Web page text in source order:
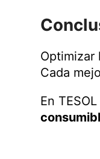
Optimizar
Cada
En